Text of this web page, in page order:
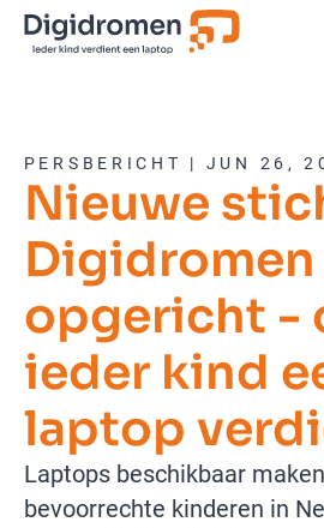
Nieuwe
Digidromen
opgericht -
ieder kind
laptop
PERSBERICHT | JUN 26,
Laptops beschikbaar
bevoorrechte kinderen in